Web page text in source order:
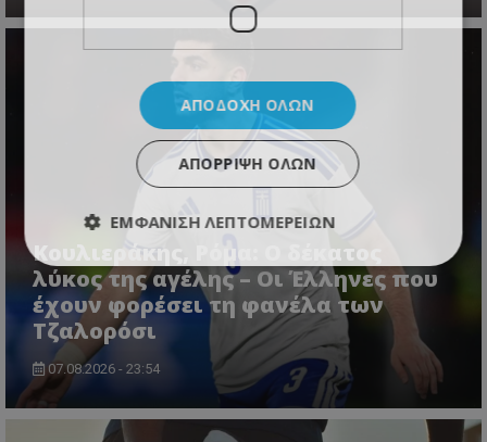
Κουλιεράκης, Ρόμα: Ο δέκατος
λύκος της αγέλης – Οι Έλληνες που
έχουν φορέσει τη φανέλα των
Τζαλορόσι
07.08.2026 - 23:54
ΑΠΟΔΟΧΉ ΌΛΩΝ
ΑΠΌΡΡΙΨΗ ΌΛΩΝ
ΕΜΦΆΝΙΣΗ ΛΕΠΤΟΜΕΡΕΙΏΝ